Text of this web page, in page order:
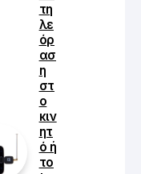
νέες
Laptops. Σε
των
στον
Τα καλύτερα
παρακάτω
τουλάχιστον